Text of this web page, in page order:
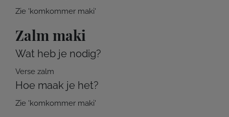
Zie 'komkommer maki'
Zalm maki
Wat heb je nodig?
Verse zalm
Hoe maak je het?
Zie 'komkommer maki'